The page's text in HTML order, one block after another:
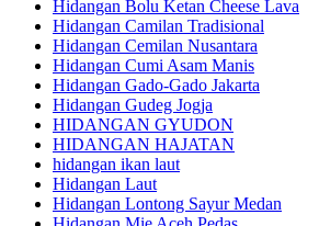
Hidangan Bolu Ketan Cheese Lava
Hidangan Camilan Tradisional
Hidangan Cemilan Nusantara
Hidangan Cumi Asam Manis
Hidangan Gado-Gado Jakarta
Hidangan Gudeg Jogja
HIDANGAN GYUDON
HIDANGAN HAJATAN
hidangan ikan laut
Hidangan Laut
Hidangan Lontong Sayur Medan